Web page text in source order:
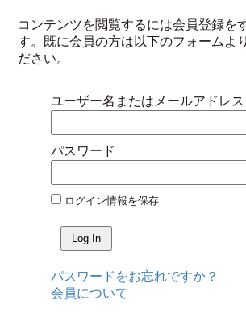
コンテンツを閲覧するには会員登録を
す。既に会員の方は以下のフォームよ
ださい。
ユーザー名またはメールアドレス
パスワード
ログイン情報を保存
パスワードをお忘れですか？
会員について